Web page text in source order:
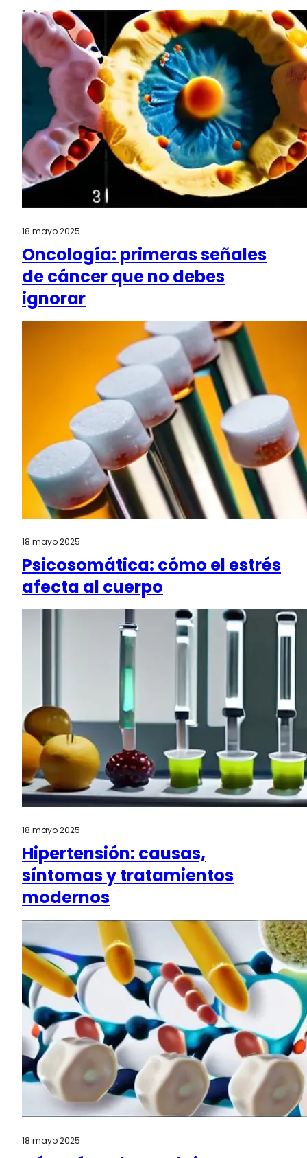
18 mayo 2025
Oncología: primeras señales
de cáncer que no debes
ignorar
18 mayo 2025
Psicosomática: cómo el estrés
afecta al cuerpo
18 mayo 2025
Hipertensión: causas,
síntomas y tratamientos
modernos
18 mayo 2025